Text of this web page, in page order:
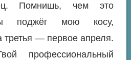
Помнишь, чем это
поджёг мою косу,
третья — первое апреля.
профессиональный